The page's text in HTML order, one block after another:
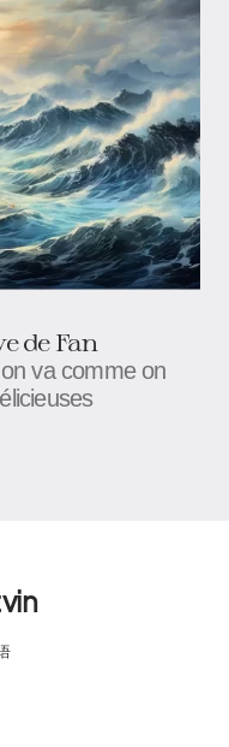
de Fan
va comme on